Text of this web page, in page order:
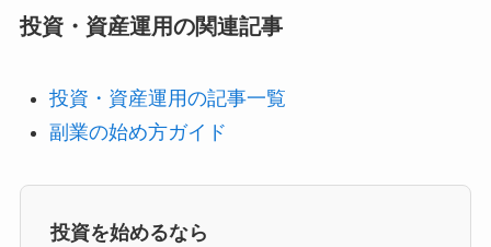
投資・資産運用の関連記事
投資・資産運用の記事一覧
副業の始め方ガイド
投資を始めるなら